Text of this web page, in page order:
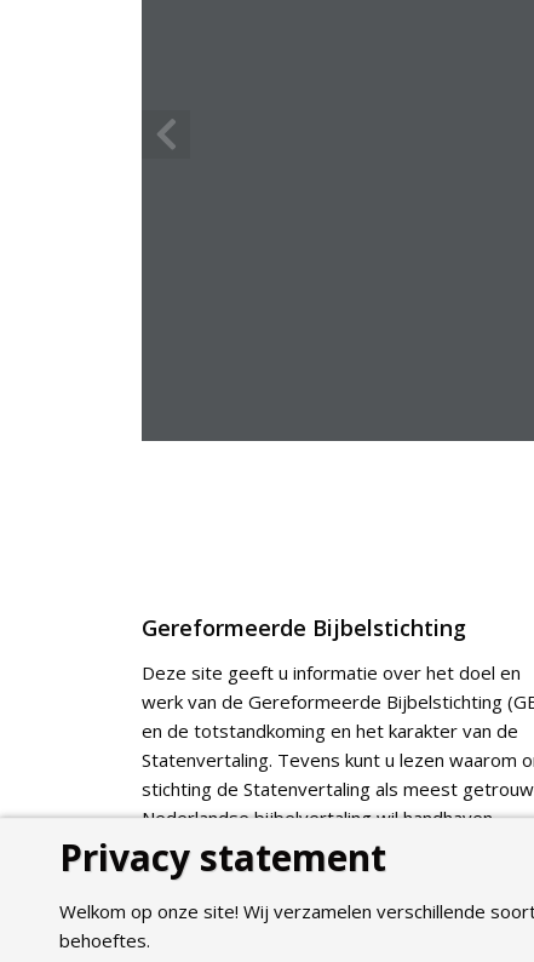
Gereformeerde Bijbelstichting
Deze site geeft u informatie over het doel en
werk van de Gereformeerde Bijbelstichting
en de totstandkoming en het karakter van de
Statenvertaling. Tevens kunt u lezen waarom
stichting de Statenvertaling als meest
Nederlandse bijbelvertaling wil handhaven.
Webshop
Privacy statement
Welkom op onze site! Wij verzamelen verschillende
behoeftes.